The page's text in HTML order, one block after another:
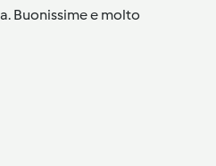
Buonissime e molto